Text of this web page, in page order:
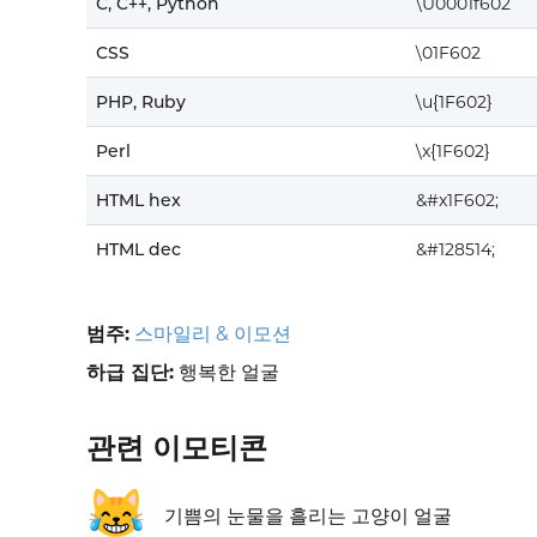
CSS \01F602
PHP, Ruby \u{1F602}
Perl \x{1F602}
HTML hex &#x1F602;
HTML dec &#128514;
범주: 스마일리 & 이모션
하급 집단: 행복한 얼굴
관련 이모티콘
😹 기쁨의 눈물을 흘리는 고양이 얼굴